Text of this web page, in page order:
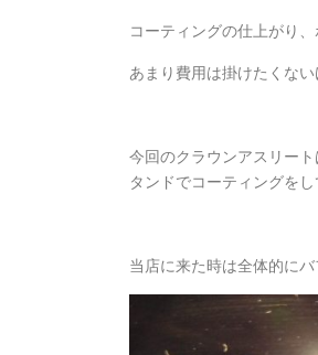
コーティングの仕上がり
あまり費用は掛けたくな
今回のクラウンアスリー
タンドでコーティングを
当店に来た時は全体的に